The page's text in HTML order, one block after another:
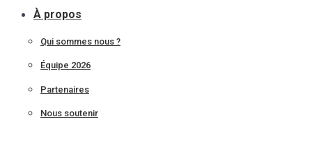
À propos
Qui sommes nous ?
Équipe 2026
Partenaires
Nous soutenir